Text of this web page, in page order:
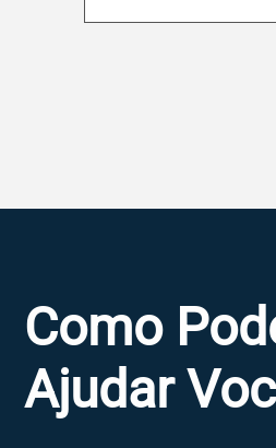
Como
Ajudar